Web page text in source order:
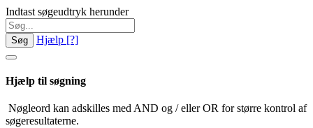
Indtast søgeudtryk herunder
Søg Hjælp [?]
Hjælp til søgning
Nøgleord kan adskilles med AND og / eller OR for større kontrol af
søgeresultaterne.